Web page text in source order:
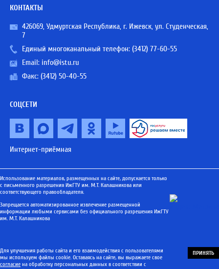
КОНТАКТЫ
426069, Удмуртская Республика, г. Ижевск, ул. Студенческая,
7
Единый многоканальный телефон: (3412) 77-60-55
Email: info@istu.ru
Факс: (3412) 50-40-55
СОЦСЕТИ
Интернет-приёмная
Использование материалов, размещенных на сайте, допускается только
с письменного разрешения ИжГТУ им. М.Т. Калашникова или
соответствующего правообладателя.
Запрещается автоматизированное извлечение размещенной
информации любыми сервисами без официального разрешения ИжГТУ
им. М.Т. Калашникова
Для улучшения работы сайта и его взаимодействия с пользователями
мы используем файлы cookie. Оставаясь на сайте, вы выражаете свое
согласие на обработку персональных данных в соответствии с
ПРИНЯТЬ